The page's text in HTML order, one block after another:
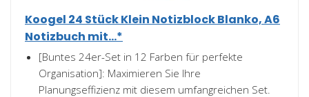
Koogel 24 Stück Klein Notizblock Blanko, A6
Notizbuch mit...*
[Buntes 24er-Set in 12 Farben für perfekte
Organisation]: Maximieren Sie Ihre
Planungseffizienz mit diesem umfangreichen Set.